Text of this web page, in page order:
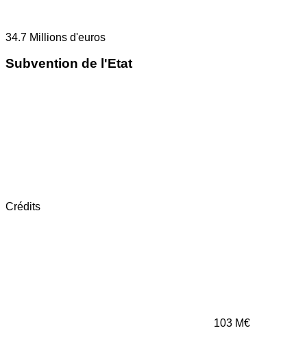
34.7 Millions d'euros
Subvention de l'Etat
Crédits
103 M€